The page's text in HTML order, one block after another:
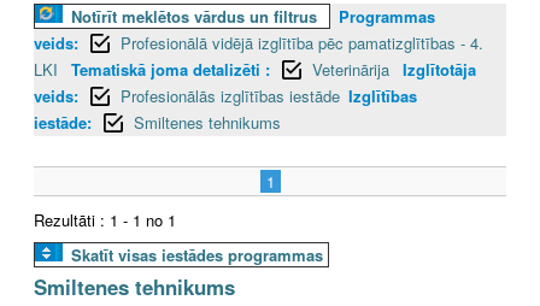
Notīrīt meklētos vārdus un filtrus
Programmas
veids:
Profesionālā vidējā izglītība pēc pamatizglītības - 4.
LKI
Tematiskā joma detalizēti : Veterinārija Izglītotāja
veids:
Profesionālās izglītības iestāde Izglītības
iestāde:
Smiltenes tehnikums
1
Rezultāti : 1 - 1 no 1
Skatīt visas iestādes programmas
Smiltenes tehnikums